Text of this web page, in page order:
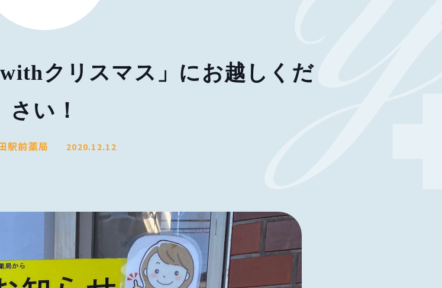
クリスマス」にお越しくだ
さい！
駅前薬局 2020.12.12